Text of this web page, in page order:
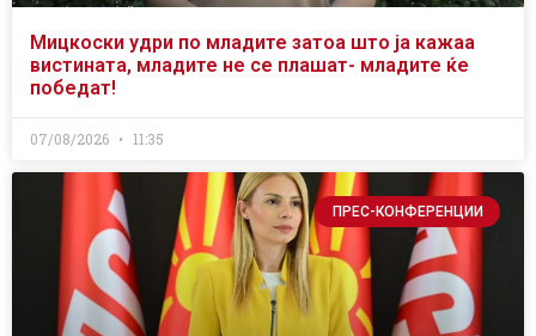
Мицкоски удри по младите затоа што ја кажаа
вистината, младите не се плашат- младите ќе
победат!
07/08/2026 11:35
ПРЕС-КОНФЕРЕНЦИИ